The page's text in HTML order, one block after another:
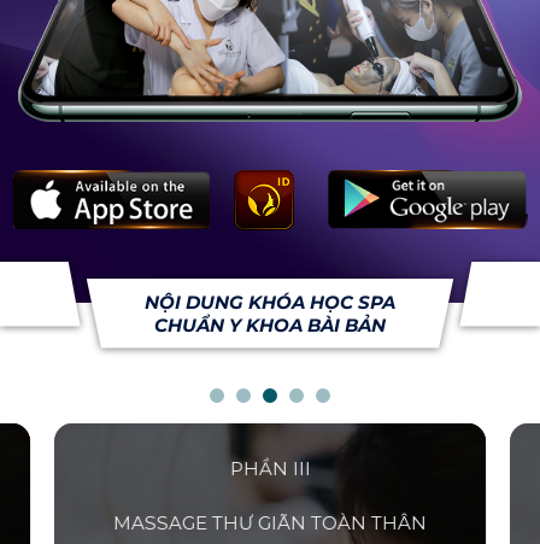
NỘI DUNG KHÓA HỌC SPA
CHUẨN Y KHOA BÀI BẢN
PHẦN III
MASSAGE THƯ GIÃN TOÀN THÂN